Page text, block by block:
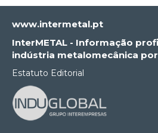
www.intermetal.pt
InterMETAL - Informação
indústria metalomecânica
Estatuto Editorial